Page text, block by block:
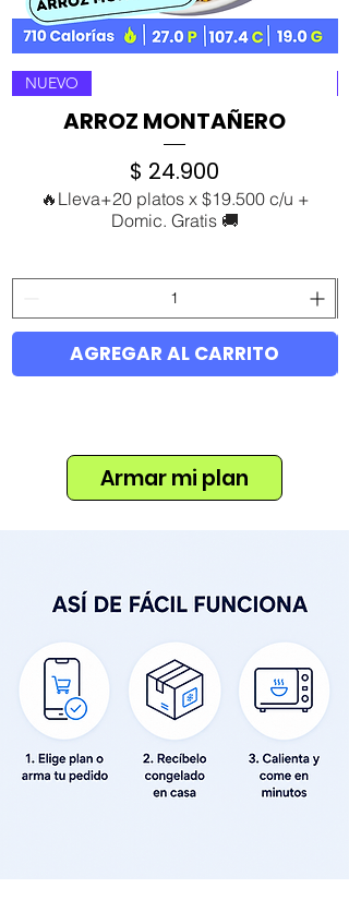
NUEVO
ARROZ MONTAÑERO
Precio
$ 24.900
🔥Lleva+20 platos x $19.500 c/u +
Domic. Gratis 🚚
AGREGAR AL CARRITO
Armar mi plan